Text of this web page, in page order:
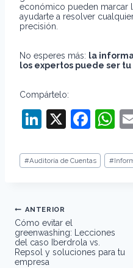
económico pueden marcar
ayudarte a resolver
precisión.
No esperes más: la
los expertos puede ser
Compártelo:
Li
k
n
X
F
c
o
k
at
Etiquetas
de
#Auditoría de Cuentas #
Navegación
de
entradas
ANTERIOR
Cómo evitar el
greenwashing: Lecciones
del caso Iberdrola vs.
Repsol y soluciones para tu
empresa